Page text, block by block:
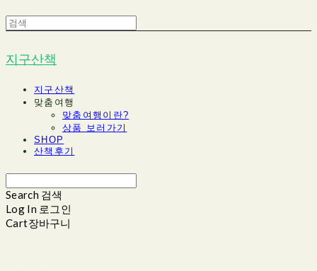
지구산책
지구산책
맞춤여행
맞춤여행이란?
상품 보러가기
SHOP
산책후기
Search 검색
Log In 로그인
Cart장바구니